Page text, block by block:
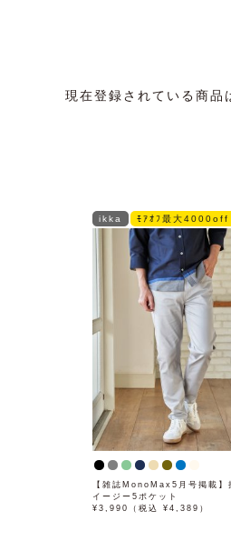
現在登録されている商品
ikka ﾓｱｵﾌ最大4000off
【雑誌MonoMax5月号掲載】
イージー5ポケット
¥3,990（税込 ¥4,389）